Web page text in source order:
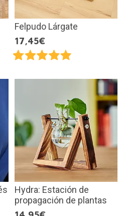
Felpudo Lárgate
17,45€
Hydra: Estación de
propagación de plantas